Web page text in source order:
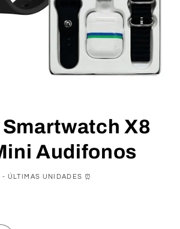
X8
Audifonos
- ÚLTIMAS UNIDADES ⏰